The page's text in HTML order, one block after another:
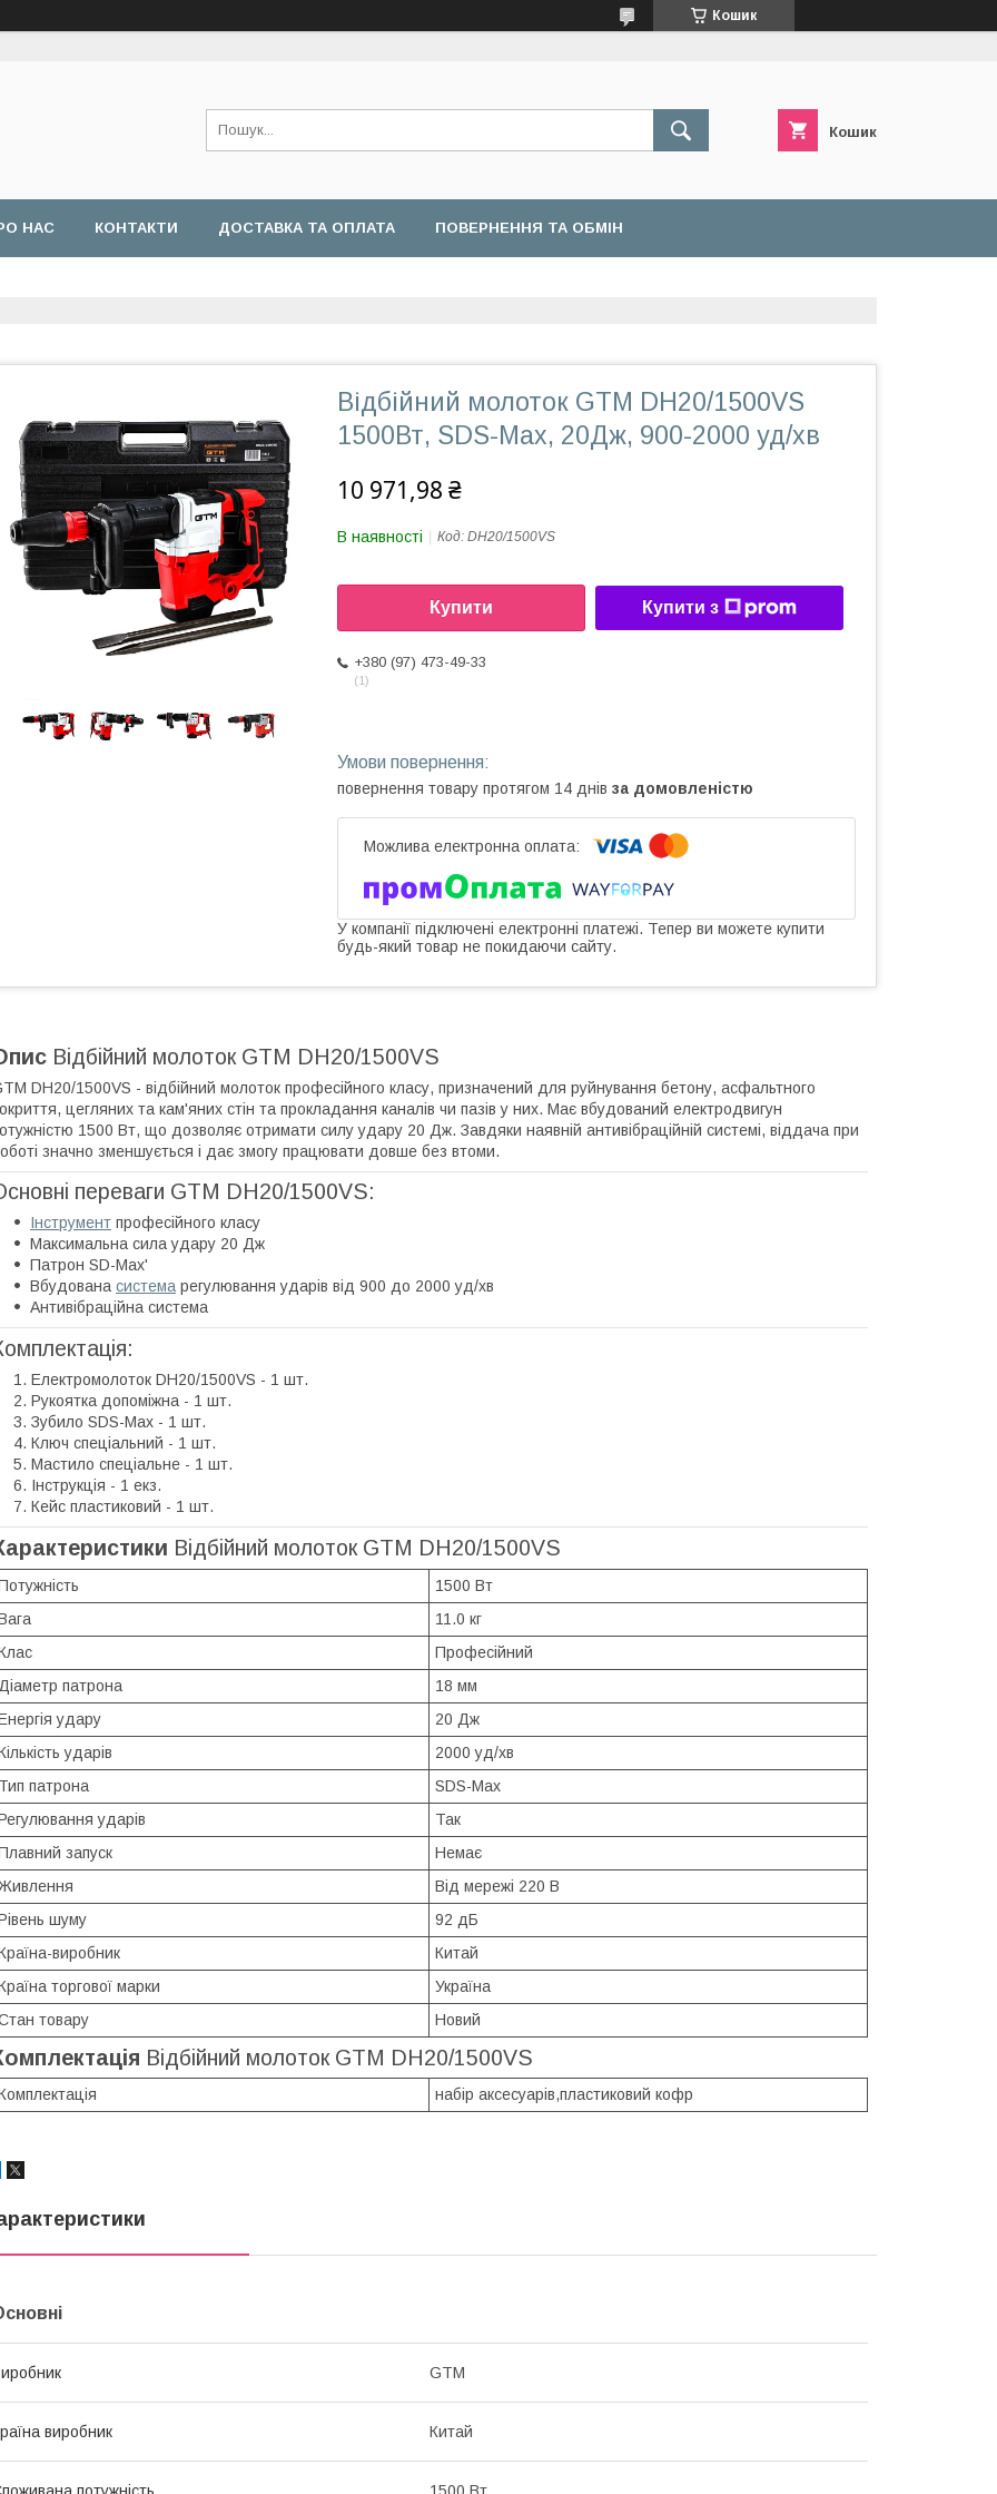
Кошик
Кошик
НАС КОНТАКТИ ДОСТАВКА ТА ОПЛАТА ПОВЕРНЕННЯ ТА ОБМІН
Відбійний молоток GTM DH20/1500VS
1500Вт, SDS-Max, 20Дж, 900-2000 уд/хв
10 971,98 ₴
В наявності Код: DH20/1500VS
Купити Купити з
+380 (97) 473-49-33
1
повернення товару протягом 14 днів за домовленістю
У компанії підключені електронні платежі. Тепер ви можете купити
будь-який товар не покидаючи сайту.
Відбійний молоток GTM DH20/1500VS
DH20/1500VS - відбійний молоток професійного класу, призначений для руйнування бетону, асфальтного
цегляних та кам'яних стін та прокладання каналів чи пазів у них. Має вбудований електродвигун
1500 Вт, що дозволяє отримати силу удару 20 Дж. Завдяки наявній антивібраційній системі, віддача при
значно зменшується і дає змогу працювати довше без втоми.
переваги GTM DH20/1500VS:
Інструмент професійного класу
Максимальна сила удару 20 Дж
Патрон SD-Max'
Вбудована система регулювання ударів від 900 до 2000 уд/хв
Антивібраційна система
Електромолоток DH20/1500VS - 1 шт.
Рукоятка допоміжна - 1 шт.
Зубило SDS-Max - 1 шт.
Ключ спеціальний - 1 шт.
Мастило спеціальне - 1 шт.
Інструкція - 1 екз.
Кейс пластиковий - 1 шт.
Відбійний молоток GTM DH20/1500VS
1500 Вт
11.0 кг
Професійний
Діаметр патрона
18 мм
удару
20 Дж
ударів
2000 уд/хв
Тип патрона
SDS-Max
ударів
Так
запуск
Немає
Від мережі 220 В
шуму
92 дБ
виробник
Китай
торгової марки
Україна
товару
Новий
Відбійний молоток GTM DH20/1500VS
набір аксесуарів,пластиковий кофр
GTM
виробник Китай